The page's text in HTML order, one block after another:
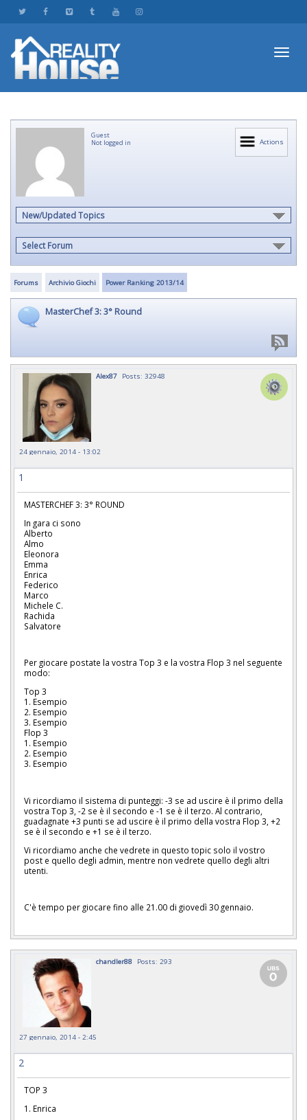
Actions
Guest
Not logged in
New/Updated Topics
Select Forum
Forums Archivio Giochi Power Ranking 2013/14
MasterChef 3: 3° Round
Alex87 Posts: 32948
24 gennaio, 2014 - 13:02
1
MASTERCHEF 3: 3° ROUND
In gara ci sono
Alberto
Almo
Eleonora
Emma
Enrica
Federico
Marco
Michele C.
Rachida
Salvatore
Per giocare postate la vostra Top 3 e la vostra Flop 3 nel seguente
modo:
Top 3
1. Esempio
2. Esempio
3. Esempio
Flop 3
1. Esempio
2. Esempio
3. Esempio
Vi ricordiamo il sistema di punteggi: -3 se ad uscire è il primo della
vostra Top 3, -2 se è il secondo e -1 se è il terzo. Al contrario,
guadagnate +3 punti se ad uscire è il primo della vostra Flop 3, +2
se è il secondo e +1 se è il terzo.
Vi ricordiamo anche che vedrete in questo topic solo il vostro
post e quello degli admin, mentre non vedrete quello degli altri
utenti.
C'è tempo per giocare fino alle 21.00 di giovedì 30 gennaio.
chandler88 Posts: 293
27 gennaio, 2014 - 2:45
2
TOP 3
1. Enrica